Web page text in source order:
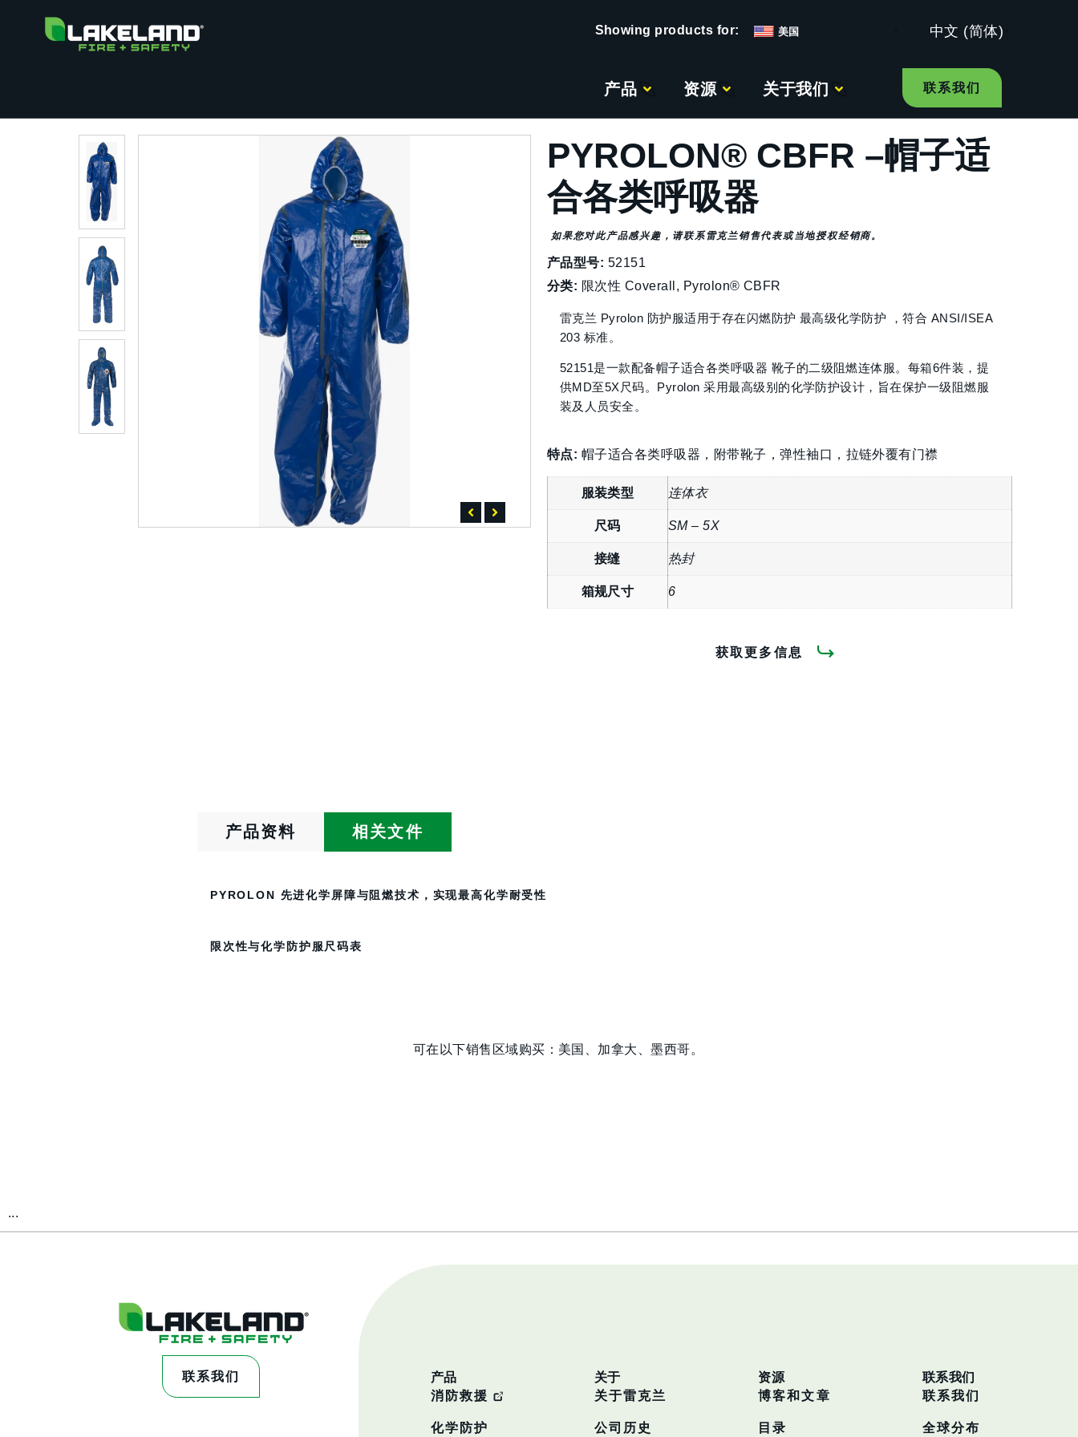
美国 中文 (简体)
产品 资源 关于我们 联系我们
PYROLON® CBFR –帽子适
合各类呼吸器
如果您对此产品感兴趣，请联系雷克兰销售代表或当地授权经销商。
产品型号: 52151
分类: 限次性 Coverall , Pyrolon® CBFR
雷克兰 Pyrolon 防护服适用于存在闪燃防护 最高级化学防护 ，符合 ANSI/ISEA
203 标准。
52151是一款配备帽子适合各类呼吸器 靴子的二级阻燃连体服。每箱6件装，提
供MD至5X尺码。Pyrolon 采用最高级别的化学防护设计，旨在保护一级阻燃服
装及人员安全。
特点: 帽子适合各类呼吸器，附带靴子，弹性袖口，拉链外覆有门襟
服装类型 连体衣
尺码 SM – 5X
接缝 热封
箱规尺寸 6
获取更多信息
产品资料 相关文件
PYROLON 先进化学屏障与阻燃技术，实现最高化学耐受性
限次性与化学防护服尺码表
可在以下销售区域购买：美国、加拿大、墨西哥。
...
联系我们
产品
消防救援
化学防护
关于
关于雷克兰
公司历史
资源
博客和文章
目录
联系我们
联系我们
全球分布